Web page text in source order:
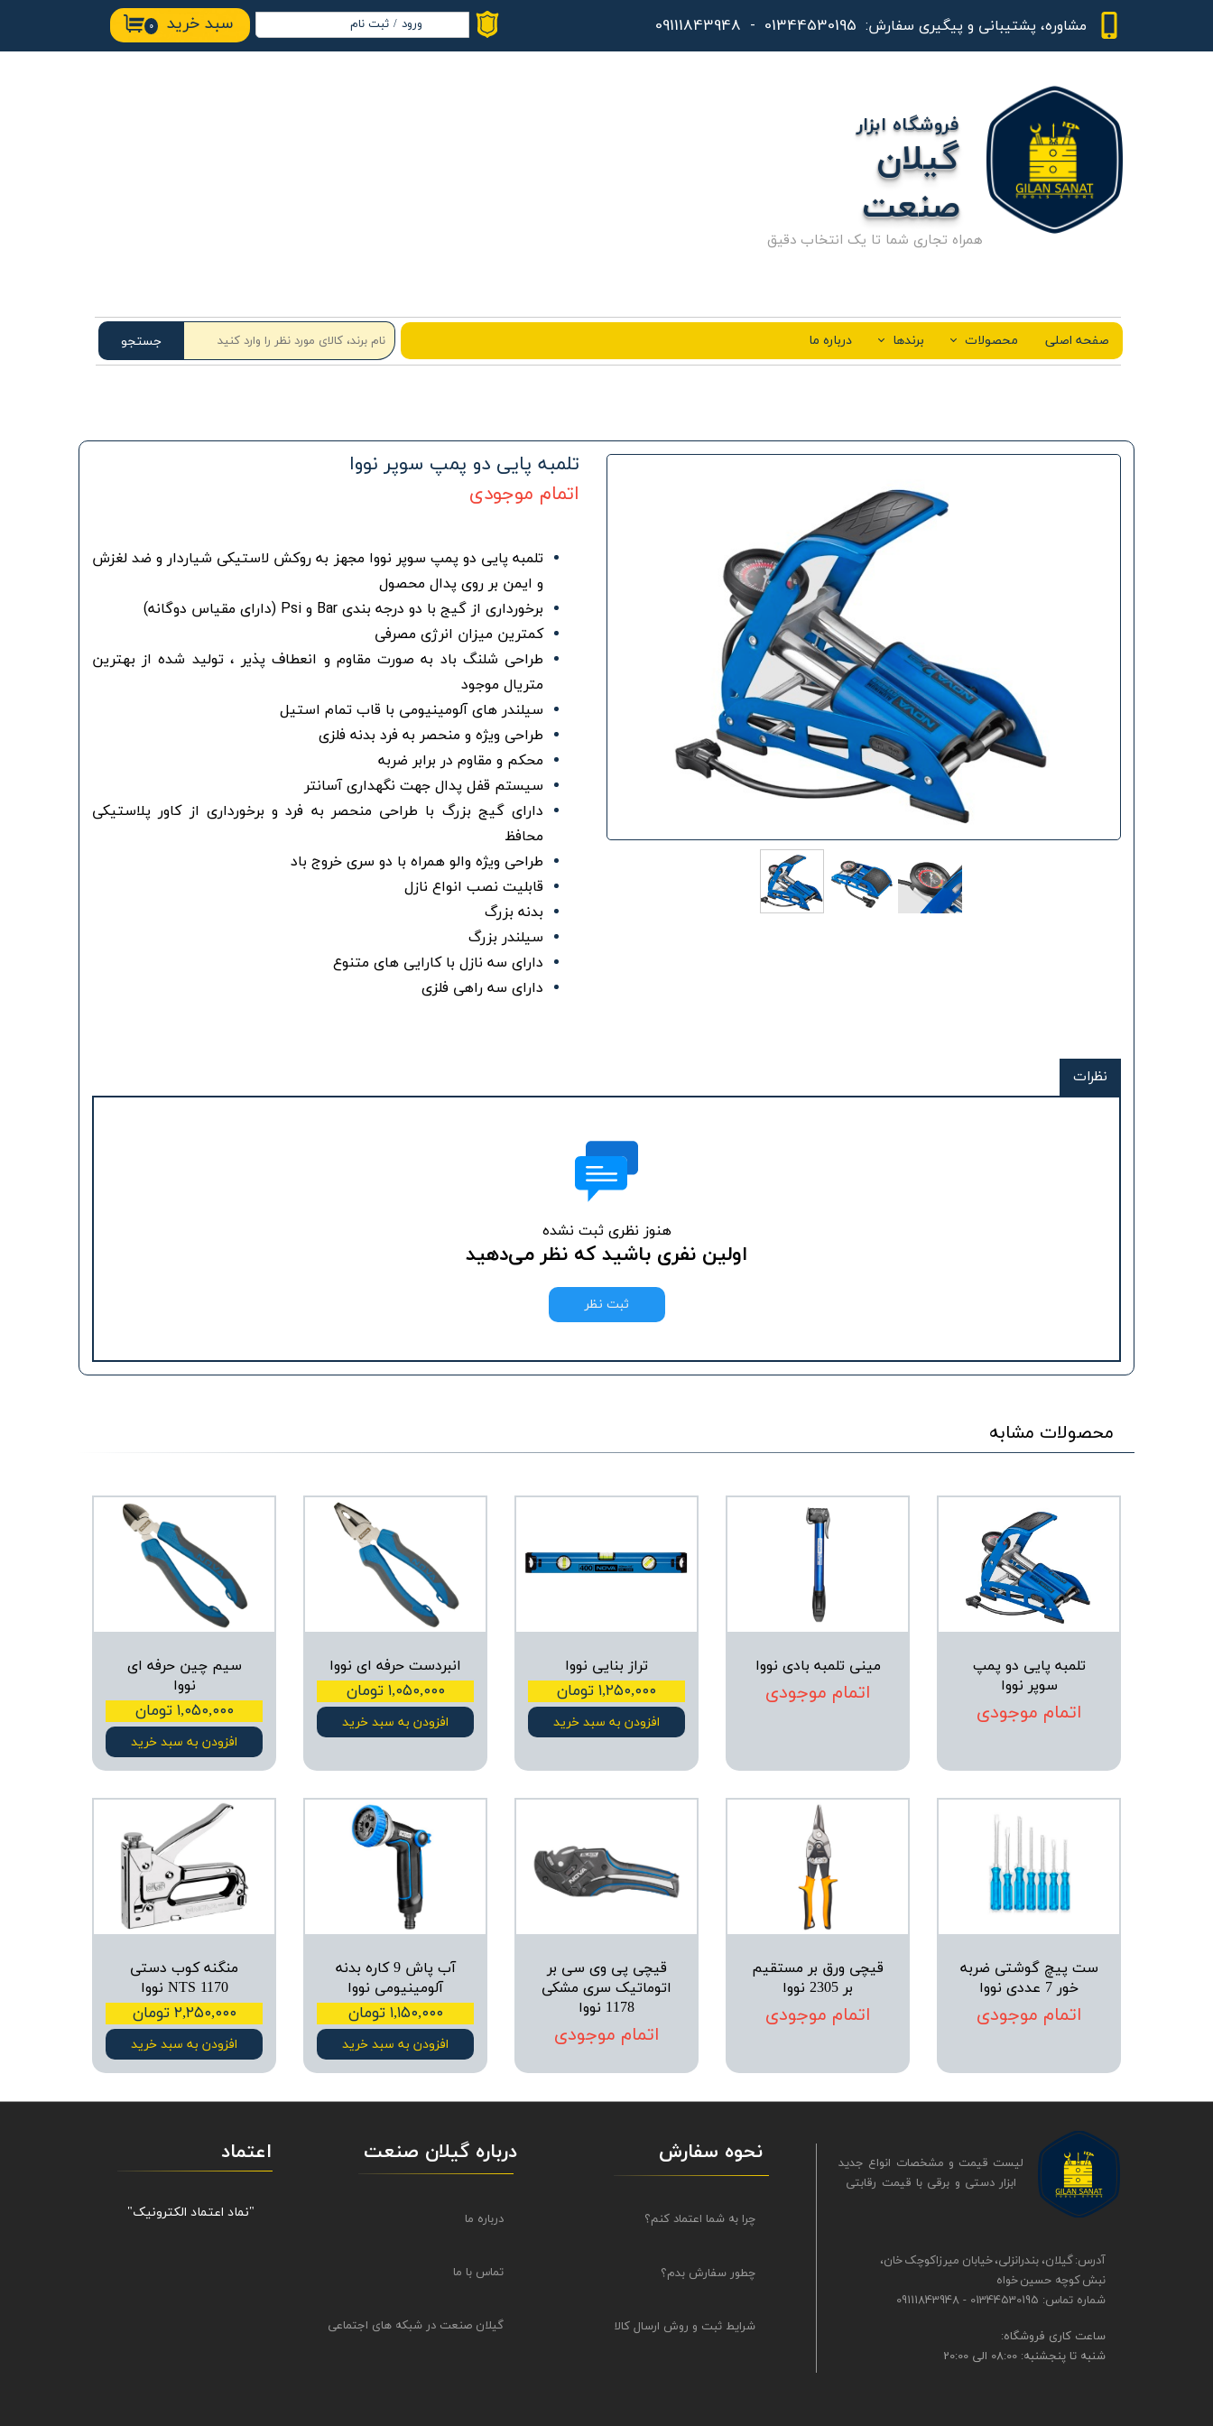
مشاوره، پشتیبانی و پیگیری سفارش:01344530195 - 09111843948 ۰ سبد خرید ورود / ثبت نام
حساب کاربری من
جستجو صفحه اصلی محصولات برندها درباره ما
گیلان
صنعت
فروشگاه ابزار
همراه تجاری شما تا یک انتخاب دقیق
تلمبه پایی دو پمپ سوپر نووا
اتمام موجودی
تلمبه پایی دو پمپ سوپر نووا مجهز به روکش لاستیکی شیاردار و ضد لغزش
و ایمن بر روی پدال محصول
برخورداری از گیج با دو درجه بندی Bar و Psi (دارای مقیاس دوگانه)
کمترین میزان انرژی مصرفی
طراحی شلنگ باد به صورت مقاوم و انعطاف پذیر ، تولید شده از بهترین
متریال موجود
سیلندر های آلومینیومی با قاب تمام استیل
طراحی ویژه و منحصر به فرد بدنه فلزی
محکم و مقاوم در برابر ضربه
سیستم قفل پدال جهت نگهداری آسانتر
دارای گیج بزرگ با طراحی منحصر به فرد و برخورداری از کاور پلاستیکی
محافظ
طراحی ویژه والو همراه با دو سری خروج باد
قابلیت نصب انواع نازل
بدنه بزرگ
سیلندر بزرگ
دارای سه نازل با کارایی های متنوع
دارای سه راهی فلزی
نظرات
هنوز نظری ثبت نشده
اولین نفری باشید که نظر می‌دهید
ثبت نظر
محصولات مشابه
تلمبه پایی دو پمپ
سوپر نووا
اتمام موجودی
مینی تلمبه بادی نووا
اتمام موجودی
تراز بنایی نووا
۱,۲۵۰,۰۰۰ تومان
افزودن به سبد خرید
انبردست حرفه ای نووا
۱,۰۵۰,۰۰۰ تومان
افزودن به سبد خرید
سیم چین حرفه ای
نووا
۱,۰۵۰,۰۰۰ تومان
افزودن به سبد خرید
ست پیچ گوشتی ضربه
خور 7 عددی نووا
اتمام موجودی
قیچی ورق بر مستقیم
بر 2305 نووا
اتمام موجودی
قیچی پی وی سی بر
اتوماتیک سری مشکی
1178 نووا
اتمام موجودی
آب پاش 9 کاره بدنه
آلومینیومی نووا
۱,۱۵۰,۰۰۰ تومان
افزودن به سبد خرید
منگنه کوب دستی
NTS 1170 نووا
۲,۲۵۰,۰۰۰ تومان
افزودن به سبد خرید
​​ساعت کاری فروشگاه:
شنبه تا پنجشنبه: 08:00 الی 20:00
آدرس: گیلان، بندرانزلی، خیابان میرزاکوچک خان،
نبش کوچه حسین خواه
شماره تماس: 01344530195 - 09111843948
لیست قیمت و مشخصات انواع جدید
ابزار دستی و برقی ​​​​​​​با قیمت رقابتی
نحوه سفارش
چرا به شما اعتماد کنم؟
چطور سفارش بدم؟
شرایط ثبت و روش ارسال کالا
اعتماد
"نماد اعتماد الکترونیک​​​​​​​"
درباره گیلان صنعت
درباره ما
تماس با ما
گیلان صنعت در شبکه های اجتماعی